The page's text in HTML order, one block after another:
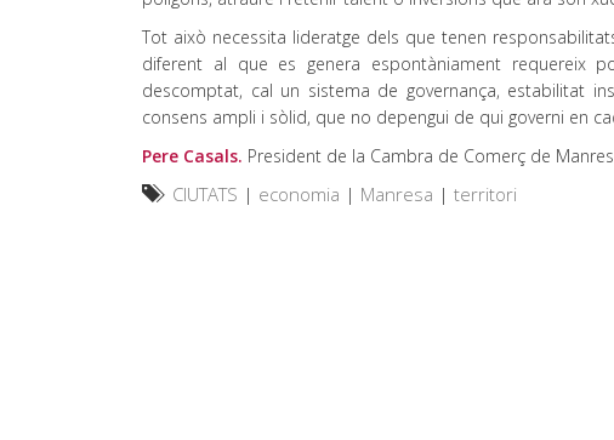
Tot això necessita lideratge dels que tenen
diferent al que es genera espontàniament requereix
descomptat, cal un sistema de governança, estabilitat
consens ampli i sòlid, que no depengui de qui governi en
Pere Casals. President de la Cambra de Comerç de
CIUTATS | economia | Manresa | territori